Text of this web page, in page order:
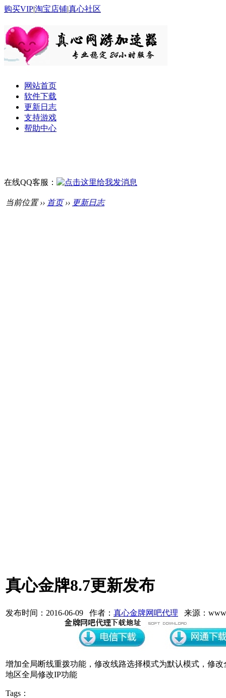
购买VIP|淘宝店铺|真心社区
网站首页
软件下载
更新日志
支持游戏
帮助中心
在线QQ客服：
当前位置 ›› 首页›› 更新日志
真心金牌8.7更新发布
发布时间：2016-06-09 作者： 真心金牌网吧代理 来源：
增加全局断线重拨功能，修改线路选择模式为默认模式，修
地区全局修改IP功能
Tags：